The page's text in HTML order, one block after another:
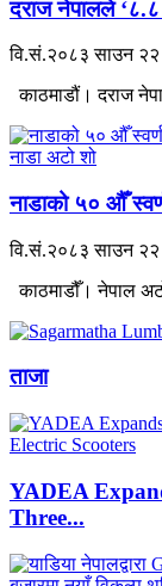
दराज नेपालले
वि.सं.२०८३ साउन
काठमाडौं। दराज
नाडाको ५० औँ
वि.सं.२०८३ साउन
काठमाडौँ। नेपाल
ताजा
YADEA
Three...